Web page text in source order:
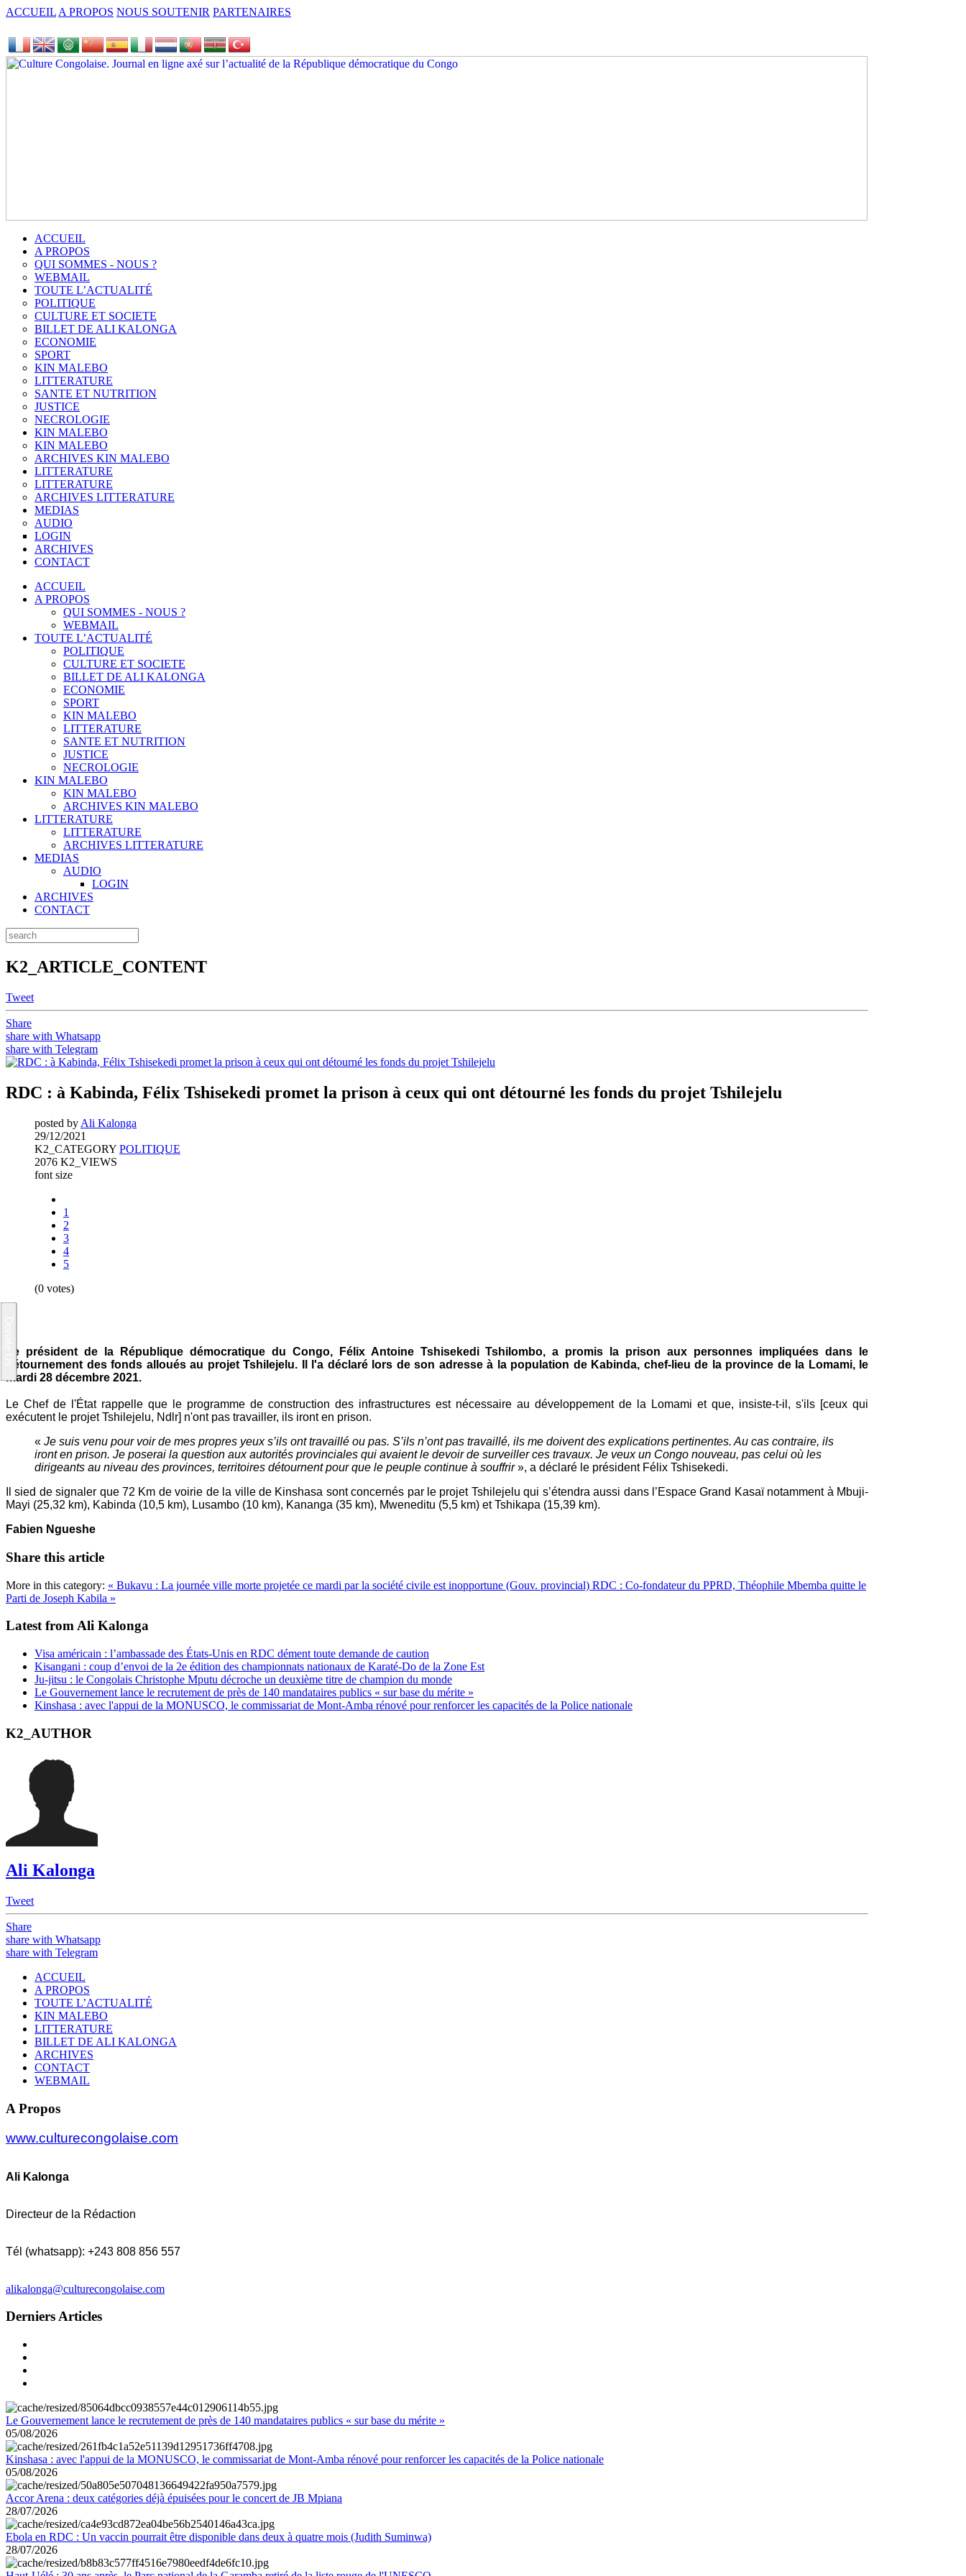
ACCUEIL A PROPOS NOUS SOUTENIR PARTENAIRES
ACCUEIL
A PROPOS
QUI SOMMES - NOUS ?
WEBMAIL
TOUTE L’ACTUALITÉ
POLITIQUE
CULTURE ET SOCIETE
BILLET DE ALI KALONGA
ECONOMIE
SPORT
KIN MALEBO
LITTERATURE
SANTE ET NUTRITION
JUSTICE
NECROLOGIE
KIN MALEBO
KIN MALEBO
ARCHIVES KIN MALEBO
LITTERATURE
LITTERATURE
ARCHIVES LITTERATURE
MEDIAS
AUDIO
LOGIN
ARCHIVES
CONTACT
ACCUEIL
A PROPOS
QUI SOMMES - NOUS ?
WEBMAIL
TOUTE L’ACTUALITÉ
POLITIQUE
CULTURE ET SOCIETE
BILLET DE ALI KALONGA
ECONOMIE
SPORT
KIN MALEBO
LITTERATURE
SANTE ET NUTRITION
JUSTICE
NECROLOGIE
KIN MALEBO
KIN MALEBO
ARCHIVES KIN MALEBO
LITTERATURE
LITTERATURE
ARCHIVES LITTERATURE
MEDIAS
AUDIO
LOGIN
ARCHIVES
CONTACT
K2_ARTICLE_CONTENT
Tweet
Share
share with Whatsapp
share with Telegram
RDC : à Kabinda, Félix Tshisekedi promet la prison à ceux qui ont détourné les fonds du projet Tshilejelu
posted by Ali Kalonga
29/12/2021
K2_CATEGORY POLITIQUE
2076 K2_VIEWS
font size
1
2
3
4
5
(0 votes)
Le président de la République démocratique du Congo, Félix Antoine Tshisekedi Tshilombo, a promis la prison aux personnes impliquées dans le
détournement des fonds alloués au projet Tshilejelu. Il l'a déclaré lors de son adresse à la population de Kabinda, chef-lieu de la province de la Lomami, le
mardi 28 décembre 2021.
Le Chef de l'État rappelle que le programme de construction des infrastructures est nécessaire au développement de la Lomami et que, insiste-t-il, s'ils [ceux qui
exécutent le projet Tshilejelu, Ndlr] n'ont pas travailler, ils iront en prison.
« Je suis venu pour voir de mes propres yeux s’ils ont travaillé ou pas. S’ils n’ont pas travaillé, ils me doivent des explications pertinentes. Au cas contraire, ils
iront en prison. Je poserai la question aux autorités provinciales qui avaient le devoir de surveiller ces travaux. Je veux un Congo nouveau, pas celui où les
dirigeants au niveau des provinces, territoires détournent pour que le peuple continue à souffrir», a déclaré le président Félix Tshisekedi.
Il sied de signaler que 72 Km de voirie de la ville de Kinshasa sont concernés par le projet Tshilejelu qui s’étendra aussi dans l’Espace Grand Kasaï notamment à Mbuji-
Mayi (25,32 km), Kabinda (10,5 km), Lusambo (10 km), Kananga (35 km), Mweneditu (5,5 km) et Tshikapa (15,39 km).
Fabien Ngueshe
Share this article
More in this category: « Bukavu : La journée ville morte projetée ce mardi par la société civile est inopportune (Gouv. provincial) RDC : Co-fondateur du PPRD, Théophile Mbemba quitte le
Parti de Joseph Kabila »
Latest from Ali Kalonga
Visa américain : l’ambassade des États-Unis en RDC dément toute demande de caution
Kisangani : coup d’envoi de la 2e édition des championnats nationaux de Karaté-Do de la Zone Est
Ju-jitsu : le Congolais Christophe Mputu décroche un deuxième titre de champion du monde
Le Gouvernement lance le recrutement de près de 140 mandataires publics « sur base du mérite »
Kinshasa : avec l'appui de la MONUSCO, le commissariat de Mont-Amba rénové pour renforcer les capacités de la Police nationale
K2_AUTHOR
Ali Kalonga
Tweet
Share
share with Whatsapp
share with Telegram
ACCUEIL
A PROPOS
TOUTE L’ACTUALITÉ
KIN MALEBO
LITTERATURE
BILLET DE ALI KALONGA
ARCHIVES
CONTACT
WEBMAIL
A Propos
www.culturecongolaise.com
Ali Kalonga
Directeur de la Rédaction
Tél (whatsapp): +243 808 856 557
alikalonga@culturecongolaise.com
Derniers Articles
Le Gouvernement lance le recrutement de près de 140 mandataires publics « sur base du mérite »
05/08/2026
Kinshasa : avec l'appui de la MONUSCO, le commissariat de Mont-Amba rénové pour renforcer les capacités de la Police nationale
05/08/2026
Accor Arena : deux catégories déjà épuisées pour le concert de JB Mpiana
28/07/2026
Ebola en RDC : Un vaccin pourrait être disponible dans deux à quatre mois (Judith Suminwa)
28/07/2026